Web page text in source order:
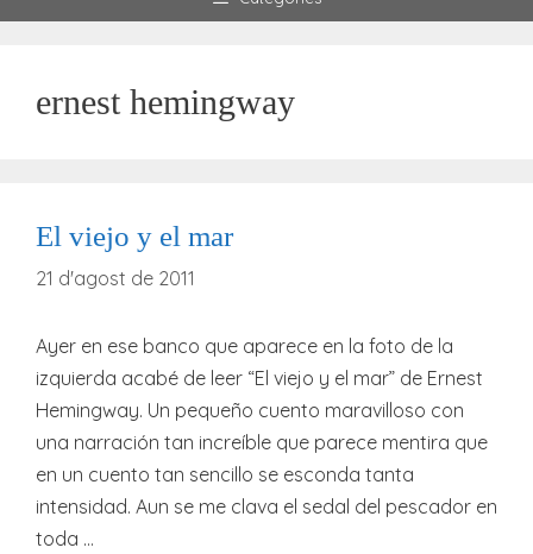
ernest hemingway
El viejo y el mar
21 d'agost de 2011
Ayer en ese banco que aparece en la foto de la
izquierda acabé de leer “El viejo y el mar” de Ernest
Hemingway. Un pequeño cuento maravilloso con
una narración tan increíble que parece mentira que
en un cuento tan sencillo se esconda tanta
intensidad. Aun se me clava el sedal del pescador en
toda …